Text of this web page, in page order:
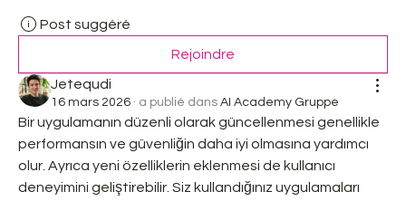
Post suggéré
Rejoindre
Jetequdi
16 mars 2026 · a publié dans AI Academy Gruppe
Bir uygulamanın düzenli olarak güncellenmesi genellikle
performansın ve güvenliğin daha iyi olmasına yardımcı
olur. Ayrıca yeni özelliklerin eklenmesi de kullanıcı
deneyimini geliştirebilir. Siz kullandığınız uygulamaları